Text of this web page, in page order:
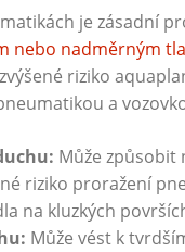
je zásadní
nebo nadměrným
riziko
a
Může
riziko proražení
na kluzkých
Může vést k